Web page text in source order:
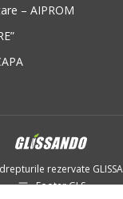
– AIPROM
rezervate
Footer GLS